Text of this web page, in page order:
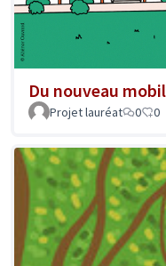
Du nouveau
Projet lauréat 0 0